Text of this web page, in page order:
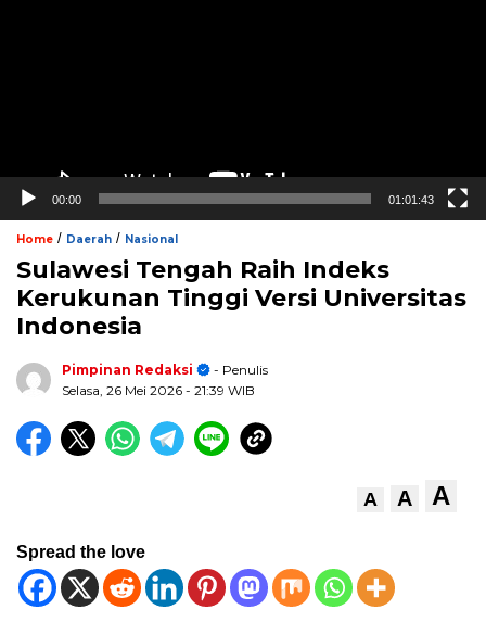
00:00 01:01:43
Home / Daerah / Nasional
Sulawesi Tengah Raih Indeks
Kerukunan Tinggi Versi Universitas
Indonesia
Pimpinan Redaksi
- Penulis
Selasa, 26 Mei 2026 - 21:39 WIB
A A A
Spread the love